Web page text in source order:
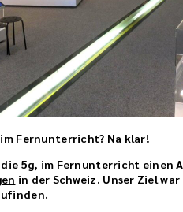
im Fernunterricht? Na klar!
5g, im Fernunterricht einen
in der Schweiz. Unser Ziel